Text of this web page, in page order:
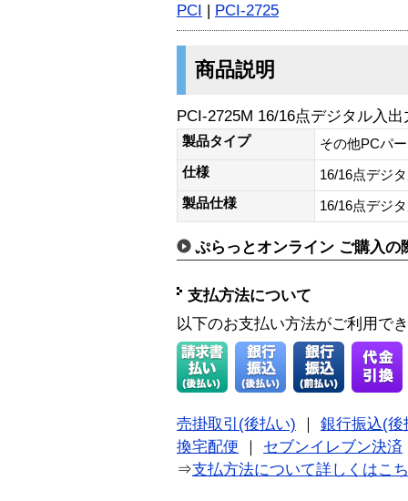
PCI | PCI-2725
商品説明
PCI-2725M 16/16点デジタル入
製品タイプ
その他PCパ
仕様
16/16点デジ
製品仕様
16/16点デジ
ぷらっとオンライン ご購入の
支払方法について
以下のお支払い方法がご利用で
売掛取引(後払い)
銀行振込(後
換宅配便
セブンイレブン決済
⇒支払方法について詳しくはこ